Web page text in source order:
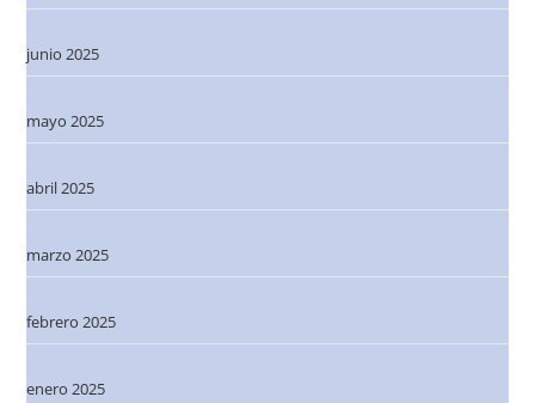
junio 2025
mayo 2025
abril 2025
marzo 2025
febrero 2025
enero 2025